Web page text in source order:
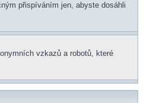
přispíváním jen, abyste dosáhli
vzkazů a robotů, které